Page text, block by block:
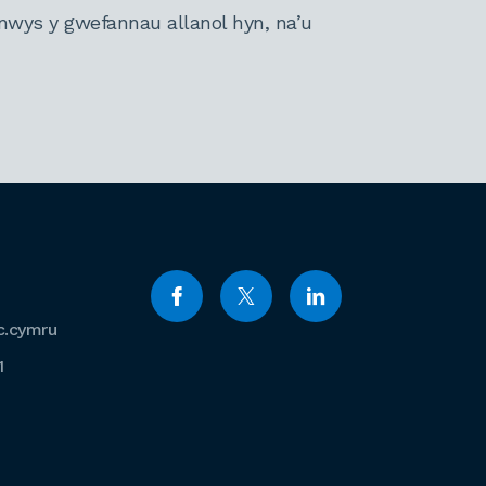
y gwefannau allanol hyn, na’u